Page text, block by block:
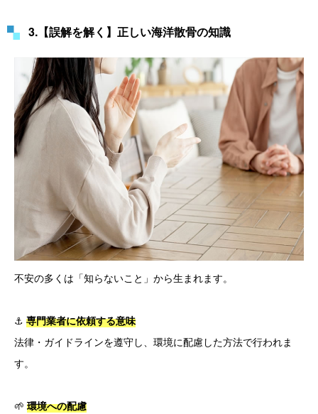
3.【誤解を解く】正しい海洋散骨の知識
不安の多くは「知らないこと」から生まれます。
⚓ 専門業者に依頼する意味
法律・ガイドラインを遵守し、環境に配慮した方法で行われま
す。
🌱 環境への配慮